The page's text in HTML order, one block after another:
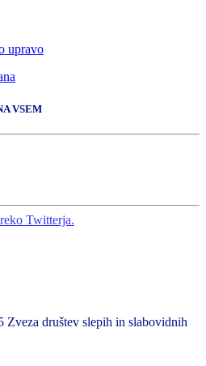
VSEM
društev slepih in slabovidnih